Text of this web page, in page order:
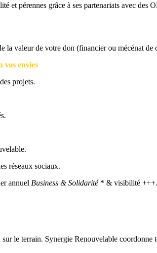
et pérennes grâce à ses partenariats avec
la valeur de votre don (financier ou mécénat de
vos envies
projets.
réseaux sociaux.
annuel Business & Solidarité * & visibilité +++.
le terrain. Synergie Renouvelable